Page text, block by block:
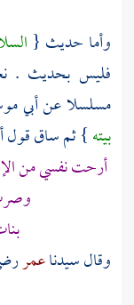
وأما حديث {
فليس بحديث .
مسلسلا عنأبي
بيته} ثم ساق قول
أرحت نفسي من
وقال سيدناعمر